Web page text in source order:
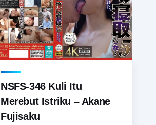
NSFS-346 Kuli Itu
Merebut Istriku – Akane
Fujisaku